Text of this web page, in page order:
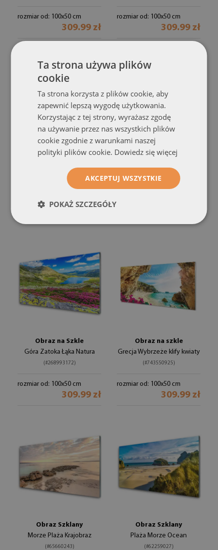
rozmiar od: 100x50 cm
309.99 zł
rozmiar od: 100x50 cm
309.99 zł
Obraz Szklany
Morze Plaża Słońce
(#59513044)
rozmiar od: 100x50 cm
Obraz na Szkle
Ścieżka Krajobraz(#39477774)
rozmiar od: 100x50 cm
Obraz na Szkle
Góra Zatoka Łąka Natura
(#268993172)
rozmiar od: 100x50 cm
309.99 zł
Obraz na szkle
Grecja Wybrzeże klify kwiaty
(#743550925)
rozmiar od: 100x50 cm
309.99 zł
Obraz Szklany
Morze Plaża Krajobraz
(#65660243)
Obraz Szklany
Plaża Morze Ocean
(#62259027)
Ta strona używa plików
cookie
Ta strona korzysta z plików cookie, aby
zapewnić lepszą wygodę użytkowania.
Korzystając z tej strony, wyrażasz zgodę
na używanie przez nas wszystkich plików
cookie zgodnie z warunkami naszej
polityki plików cookie. Dowiedz się więcej
AKCEPTUJ WSZYSTKIE
POKAŻ SZCZEGÓŁY